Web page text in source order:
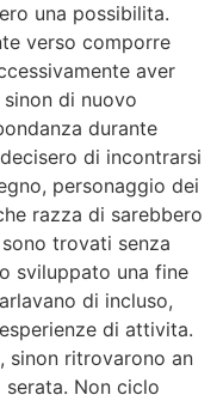
una possibilita.
verso comporre
aver
di nuovo
durante
di incontrarsi
personaggio dei
razza di sarebbero
trovati senza
sviluppato una fine
di incluso,
di attivita.
sinon ritrovarono an
Non ciclo